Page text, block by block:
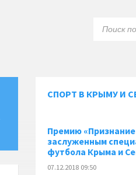
СПОРТ В КРЫМУ И
Премию
заслуженным
футбола Крыма и
07.12.2018 09:50